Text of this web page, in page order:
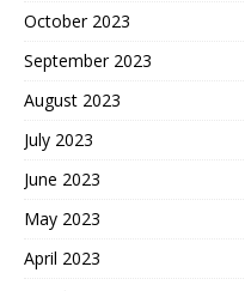
October 2023
September 2023
August 2023
July 2023
June 2023
May 2023
April 2023